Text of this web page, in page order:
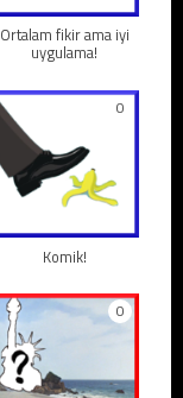
Ortalam fikir ama iyi
uygulama!
0
Komik!
0